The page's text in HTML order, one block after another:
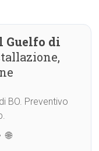
Guelfo di
BO. Preventivo
🌐